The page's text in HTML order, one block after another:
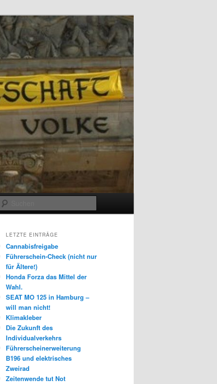
LETZTE EINTRÄGE
Cannabisfreigabe
Führerschein-Check (nicht nur
für Ältere!)
Honda Forza das Mittel der
Wahl.
SEAT MO 125 in Hamburg –
will man nicht!
Klimakleber
Die Zukunft des
Individualverkehrs
Führerscheinerweiterung
B196 und elektrisches
Zweirad
Zeitenwende tut Not